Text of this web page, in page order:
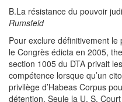
B.La résistance du pouvoir
Rumsfeld
Pour exclure définitivement
le Congrès édicta en 2005,
section 1005 du DTA privait
compétence lorsque qu’un
privilège d’Habeas Corpus
détention. Seule la U. S.